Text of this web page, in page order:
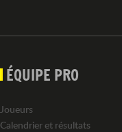
ÉQUIPE PRO
Joueurs
Calendrier et résultats